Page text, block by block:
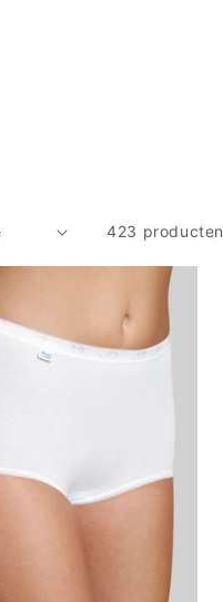
423 producten